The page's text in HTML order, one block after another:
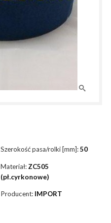
Szerokość pasa/rolki [mm]:50
Materiał: ZC505
(pł.cyrkonowe)
Producent: IMPORT